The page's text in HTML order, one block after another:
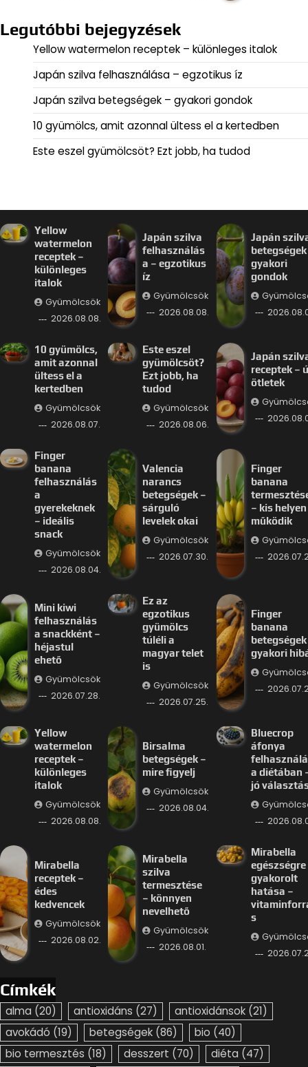
Legutóbbi bejegyzések
Yellow watermelon receptek – különleges italok
Japán szilva felhasználása – egzotikus íz
Japán szilva betegségek – gyakori gondok
10 gyümölcs, amit azonnal ültess el a kertedben
Este eszel gyümölcsöt? Ezt jobb, ha tudod
Yellow
watermelon
receptek –
különleges
italok
Gyümölcsök
2026.08.08.
Japán szilva
felhasználás
a – egzotikus
íz
Gyümölcsök
2026.08.08.
Japán
betegségek
gyakori
gondok
10 gyümölcs,
amit azonnal
ültess el a
kertedben
Gyümölcsök
2026.08.07.
Este eszel
gyümölcsöt?
Ezt jobb, ha
tudod
Gyümölcsök
2026.08.06.
Japán
receptek –
ötletek
Finger
banana
felhasználás
a
gyerekeknek
– ideális
snack
Gyümölcsök
2026.08.04.
Valencia
narancs
betegségek –
sárguló
levelek okai
Gyümölcsök
2026.07.30.
Finger
banana
– kis
működik
Mini kiwi
felhasználás
a snackként –
héjastul
ehető
Gyümölcsök
2026.07.28.
Ez az
egzotikus
gyümölcs
túléli a
magyar telet
is
Gyümölcsök
2026.07.25.
Finger
banana
betegségek
gyakori
Yellow
watermelon
receptek –
különleges
italok
Gyümölcsök
2026.08.08.
Birsalma
betegségek –
mire figyelj
Gyümölcsök
2026.08.04.
Bluecrop
áfonya
a diétában
jó
Mirabella
receptek –
édes
kedvencek
Gyümölcsök
2026.08.02.
Mirabella
szilva
termesztése
– könnyen
nevelhető
Gyümölcsök
2026.08.01.
Mirabella
egészségre
gyakorolt
hatása –
s
Címkék
alma (20) antioxidáns (27) antioxidánsok (21)
avokádó (19) betegségek (86) bio (40)
bio termesztés (18) desszert (70) diéta (47)